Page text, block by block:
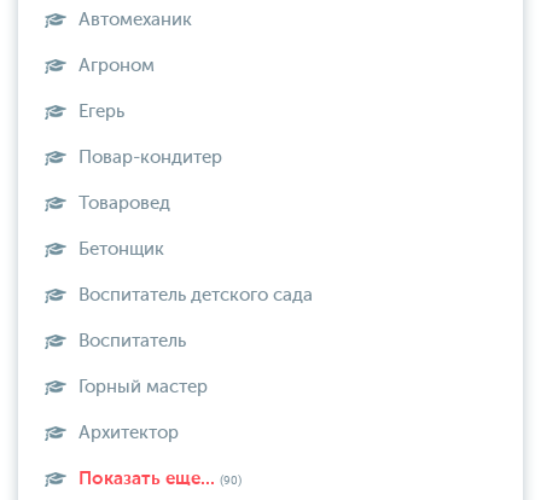
Автомеханик
Агроном
Егерь
Повар-кондитер
Товаровед
Бетонщик
Воспитатель детского сада
Воспитатель
Горный мастер
Архитектор
Показать еще... (90)